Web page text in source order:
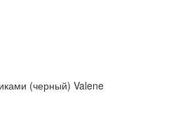
(черный) Valene